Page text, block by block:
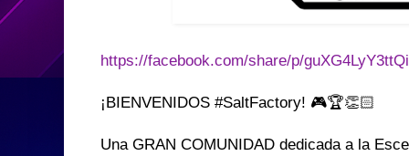
https://facebook.com/share/p/
¡BIENVENIDOS #SaltFactory! 🎮🏆👏🏻
Una GRAN COMUNIDAD dedicada a la